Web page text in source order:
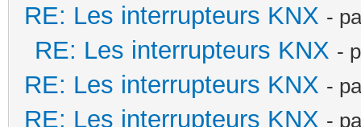
RE: Les interrupteurs KNX -
RE: Les interrupteurs KNX -
RE: Les interrupteurs KNX -
RE: Les interrupteurs KNX -